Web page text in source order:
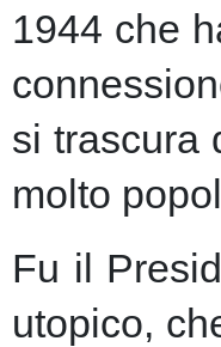
1944 che
si trascura
molto
Fu il
utopico,